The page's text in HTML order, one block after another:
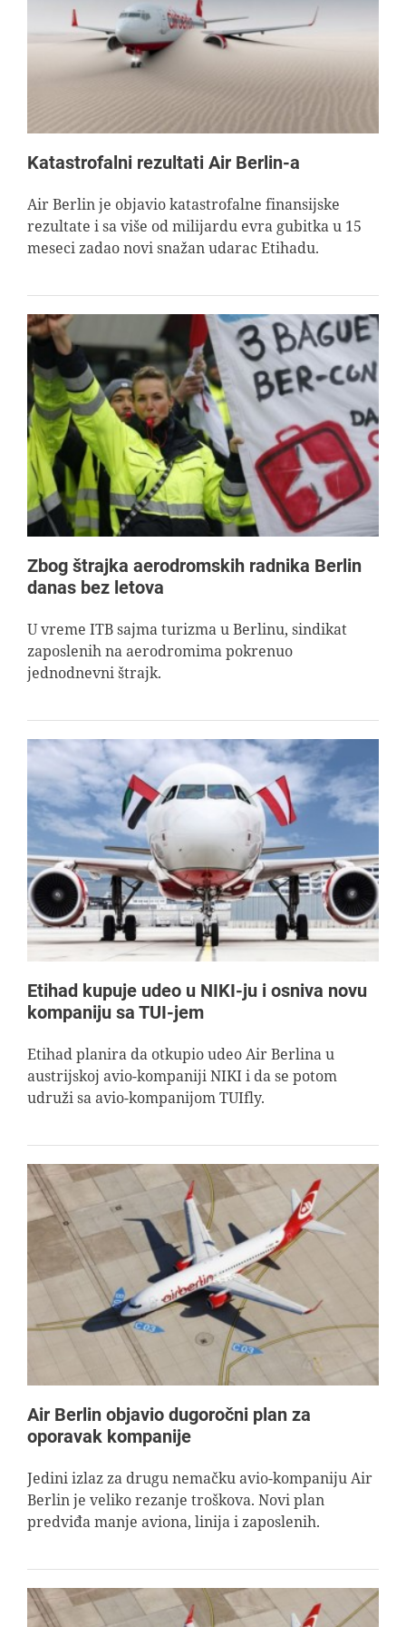
AVIOPEDIA
FOTO PRIČA
TEMA
AGENT
for:
Katastrofalni rezultati Air Berlin-a
Air Berlin je objavio katastrofalne finansijske
rezultate i sa više od milijardu evra gubitka u 15
meseci zadao novi snažan udarac Etihadu.
Zbog štrajka aerodromskih radnika Berlin
danas bez letova
U vreme ITB sajma turizma u Berlinu, sindikat
zaposlenih na aerodromima pokrenuo
jednodnevni štrajk.
Etihad kupuje udeo u NIKI-ju i osniva novu
kompaniju sa TUI-jem
Etihad planira da otkupio udeo Air Berlina u
austrijskoj avio-kompaniji NIKI i da se potom
udruži sa avio-kompanijom TUIfly.
Air Berlin objavio dugoročni plan za
oporavak kompanije
Jedini izlaz za drugu nemačku avio-kompaniju Air
Berlin je veliko rezanje troškova. Novi plan
predviđa manje aviona, linija i zaposlenih.